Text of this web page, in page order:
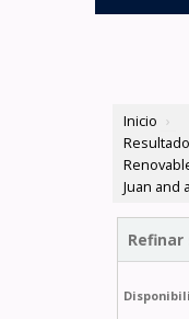
Inicio ›
Juan and
Refinar